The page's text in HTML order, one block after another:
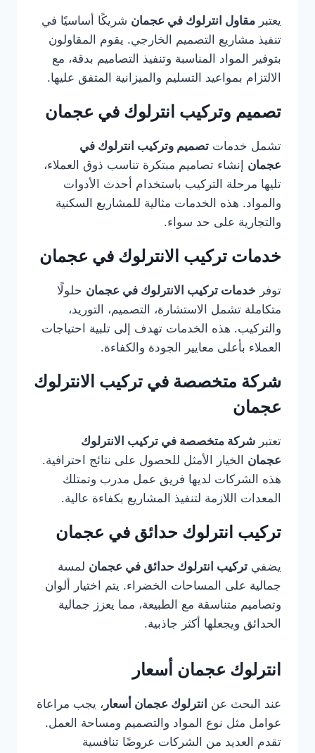
يعتبر مقاول انترلوك في عجمان شريكًا أساسيًا في
تنفيذ مشاريع التصميم الخارجي. يقوم المقاولون
بتوفير المواد المناسبة وتنفيذ التصاميم بدقة، مع
الالتزام بمواعيد التسليم والميزانية المتفق عليها.
تصميم وتركيب انترلوك في عجمان
تشمل خدمات تصميم وتركيب انترلوك في
عجمان إنشاء تصاميم مبتكرة تناسب ذوق العملاء،
تليها مرحلة التركيب باستخدام أحدث الأدوات
والمواد. هذه الخدمات مثالية للمشاريع السكنية
والتجارية على حد سواء.
خدمات تركيب الانترلوك في عجمان
توفر خدمات تركيب الانترلوك في عجمان حلولًا
متكاملة تشمل الاستشارة، التصميم، التوريد،
والتركيب. هذه الخدمات تهدف إلى تلبية احتياجات
العملاء بأعلى معايير الجودة والكفاءة.
شركة متخصصة في تركيب الانترلوك
عجمان
تعتبر شركة متخصصة في تركيب الانترلوك
عجمان الخيار الأمثل للحصول على نتائج احترافية.
هذه الشركات لديها فريق عمل مدرب وتمتلك
المعدات اللازمة لتنفيذ المشاريع بكفاءة عالية.
تركيب انترلوك حدائق في عجمان
يضفي تركيب انترلوك حدائق في عجمان لمسة
جمالية على المساحات الخضراء. يتم اختيار ألوان
وتصاميم متناسقة مع الطبيعة، مما يعزز جمالية
الحدائق ويجعلها أكثر جاذبية.
انترلوك عجمان أسعار
عند البحث عن انترلوك عجمان أسعار ، يجب مراعاة
عوامل مثل نوع المواد والتصميم ومساحة العمل.
تقدم العديد من الشركات عروضًا تنافسية